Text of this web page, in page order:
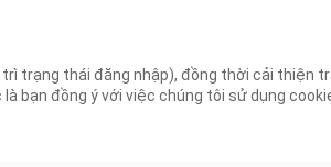
891
trạng thái đăng nhập), đồng thời cải thiện
bạn đồng ý với việc chúng tôi sử dụng